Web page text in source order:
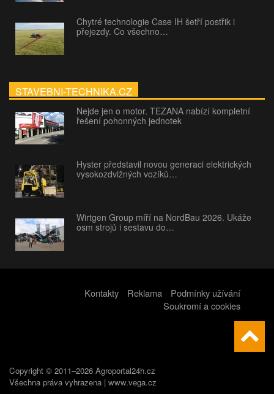
Chytré technologie Case IH šetří postřik i
přejezdy. Co všechno…
STAVEBNI-TECHNIKA.CZ
Nejde jen o motor. TEZANA nabízí kompletní
řešení pohonných jednotek
Hyster představil novou generaci elektrických
vysokozdvižných vozíků…
Wirtgen Group míří na NordBau 2026. Ukáže
osm strojů i sestavu do…
Kontakty Reklama
Podmínky užívání
Soukromí a cookies
Copyright © 2011–2026 Agroportal24h.cz
Všechna práva vyhrazena | www.vega.cz